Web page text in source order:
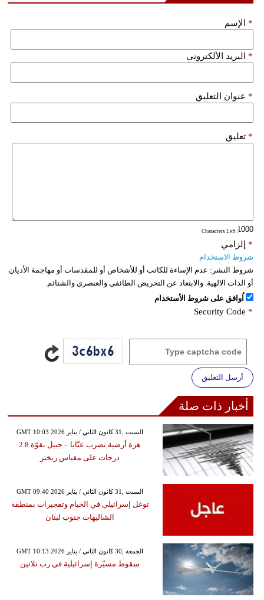
الإسم *
البريد الألكتروني *
عنوان التعليق *
تعليق *
: Characters Left
إلزامي *
شروط الاستخدام
شروط النشر: عدم الإساءة للكاتب أو للأشخاص أو للمقدسات أو مهاجمة الأديان
أو الذات الالهية. والابتعاد عن التحريض الطائفي والعنصري والشتائم.
اُوافق على شروط الأستخدام
Security Code *
أرسل التعليق
أخبار ذات صلة
GMT 10:03 2026 السبت ,31 كانون الثاني / يناير
هزة أرضية تضرب عنّايا – جبيل بقوّة 2.8
درجات على مقياس ريختر
GMT 09:40 2026 السبت ,31 كانون الثاني / يناير
توغل إسرائيلي في الخيام وتفجيرات بمنطقة
الشاليهات جنوب لبنان
GMT 10:13 2026 الجمعة ,30 كانون الثاني / يناير
سقوط مسيّرة إسرائيلية في رب ثلاثين